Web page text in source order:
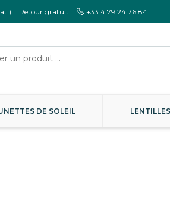
) Retour gratuit +33 4 79 24 76 84
DE SOLEIL